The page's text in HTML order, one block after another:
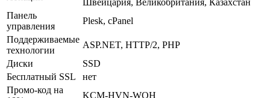
Швейцария, Великобритания, Казахстан
Панель
управления
Plesk, cPanel
Поддерживаемые
технологии
ASP.NET, HTTP/2, PHP
Диски
SSD
Бесплатный SSL
нет
Промо-код на
KCM-HVN-WOH